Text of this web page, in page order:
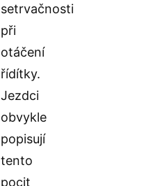
setrvačnosti
při
otáčení
řídítky.
Jezdci
obvykle
popisují
tento
pocit